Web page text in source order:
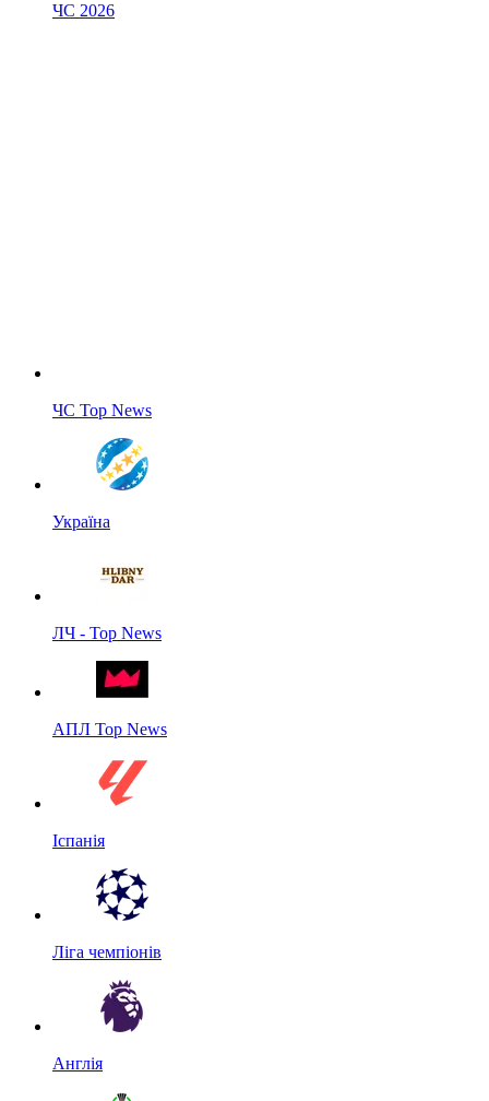
ЧС 2026
ЧС Top News
Україна
ЛЧ - Top News
АПЛ Top News
Іспанія
Ліга чемпіонів
Англія